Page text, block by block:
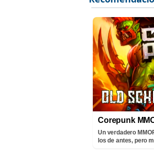
Corepunk
Un verdadero
los de antes, pero